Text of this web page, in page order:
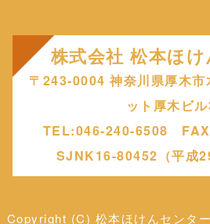
株式会社 松本ほ
〒243-0004 神奈川県厚木市
ット厚木ビ
TEL:046-240-6508
SJNK16-80452（平成
Copyright (C) 松本ほけんセンタ